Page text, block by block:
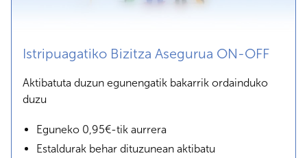
Istripuagatiko Bizitza Asegurua ON-OFF
Aktibatuta duzun egunengatik bakarrik ordainduko
duzu
Eguneko 0,95€-tik aurrera
Estaldurak behar dituzunean aktibatu